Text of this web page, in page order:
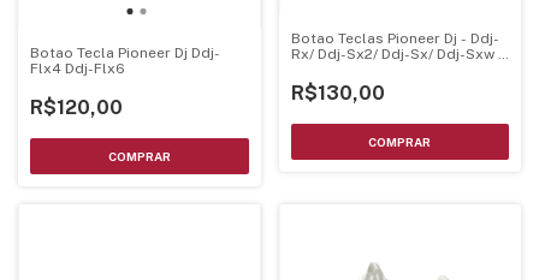
Botao Tecla Pioneer Dj Ddj-
Flx4 Ddj-Flx6
R$120,00
Botao Teclas Pioneer Dj - Ddj-
Rx/ Ddj-Sx2/ Ddj-Sx/ Ddj-Sxw -
R$130,00